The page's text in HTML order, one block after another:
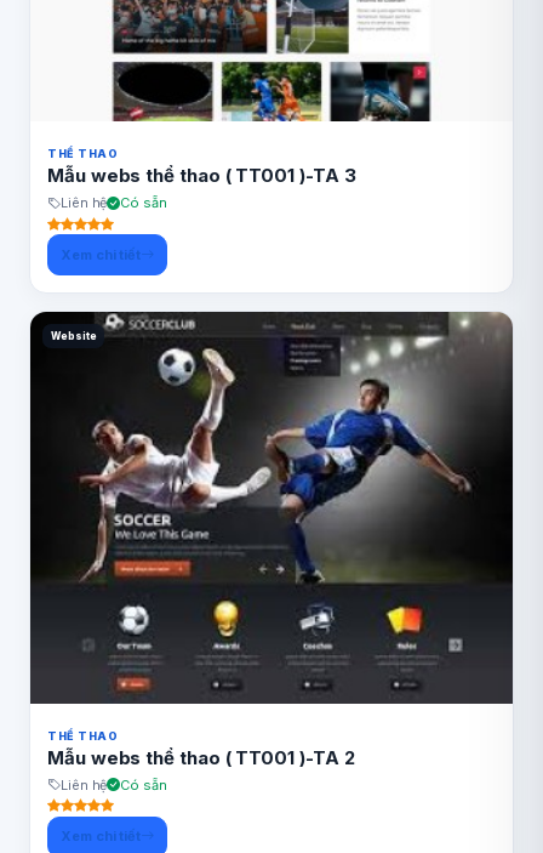
THỂ THAO
Mẫu webs thể thao ( TT001 )-TA 3
Liên hệ Có sẵn
Xem chi tiết
Website
THỂ THAO
Mẫu webs thể thao ( TT001 )-TA 2
Liên hệ Có sẵn
Xem chi tiết